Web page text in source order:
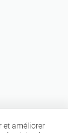
et améliorer